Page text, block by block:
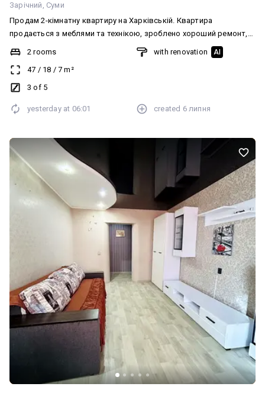
Зарічний Суми
Продам 2-кімнатну квартиру на Харківській. Квартира
продається з меблями та технікою, зроблено хороший ремонт,
замінені всі комунікації, проводка та вікна, квартира не кутова.
Можливий продаж за програмою «єВідновлення».
2 rooms
47 / 18 / 7 m²
3 of 5
with renovation AI
yesterday at 06:01 created 6 липня